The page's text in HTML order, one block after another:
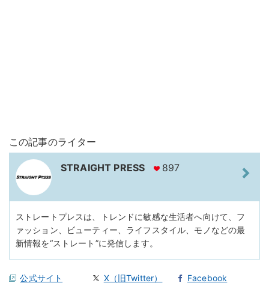
この記事のライター
STRAIGHT PRESS 897
ストレートプレスは、トレンドに敏感な生活者へ向けて、フ
ァッション、ビューティー、ライフスタイル、モノなどの最
新情報を“ストレート”に発信します。
公式サイト X（旧Twitter） Facebook